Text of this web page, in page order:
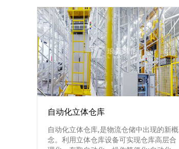
自动化立体仓库
自动化立体仓库,是物流仓储中出现的新概
念。利用立体仓库设备可实现仓库高层合